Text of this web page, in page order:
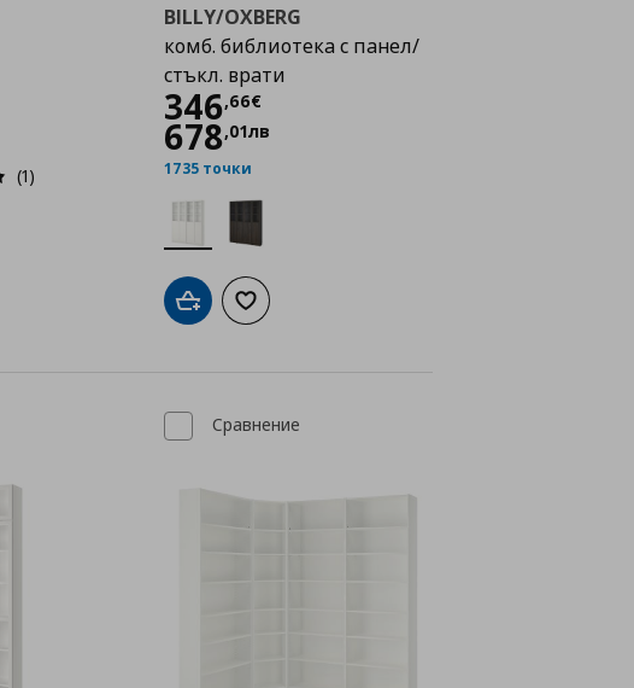
(1)
списъка с любими
BILLY/OXBERG
комб. библиотека с панел/
стъкл. врати
346,66€
Цена346,66 €
678,01лв
1735 точки
Добави в кошницата
Добави към списъка с любими
Сравнение